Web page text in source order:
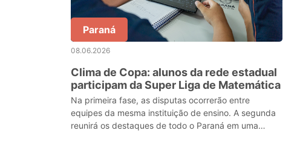
Paraná
08.06.2026
Clima de Copa: alunos da rede estadual
participam da Super Liga de Matemática
Na primeira fase, as disputas ocorrerão entre
equipes da mesma instituição de ensino. A segunda
reunirá os destaques de todo o Paraná em uma